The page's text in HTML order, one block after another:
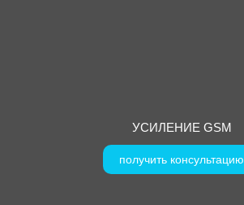
УСИЛЕНИЕ GSM
получить консультацию